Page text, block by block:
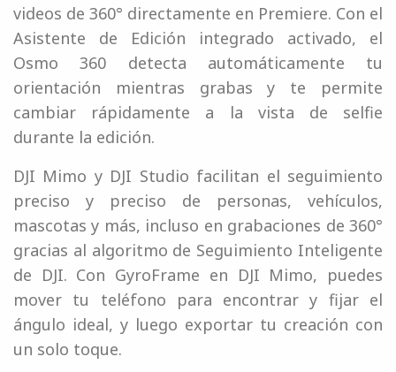
videos de 360° directamente en Premiere. Con el
Asistente de Edición integrado activado, el
Osmo 360 detecta automáticamente tu
orientación mientras grabas y te permite
cambiar rápidamente a la vista de selfie
durante la edición.
DJI Mimo y DJI Studio facilitan el seguimiento
preciso y preciso de personas, vehículos,
mascotas y más, incluso en grabaciones de 360°
gracias al algoritmo de Seguimiento Inteligente
de DJI. Con GyroFrame en DJI Mimo, puedes
mover tu teléfono para encontrar y fijar el
ángulo ideal, y luego exportar tu creación con
un solo toque.